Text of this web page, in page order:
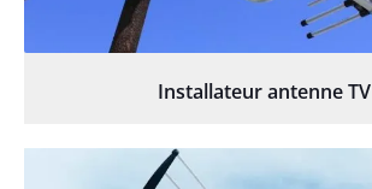
Installateur antenne TV